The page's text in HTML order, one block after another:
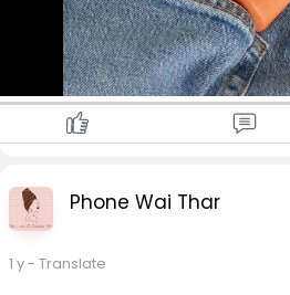
Phone Wai Thar
1 y- Translate